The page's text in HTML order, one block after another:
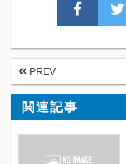
PREV
関連記事